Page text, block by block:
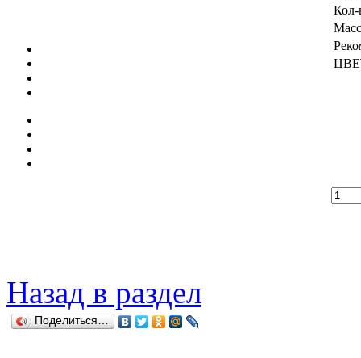
Кол-
Назад в раздел
Поделиться…